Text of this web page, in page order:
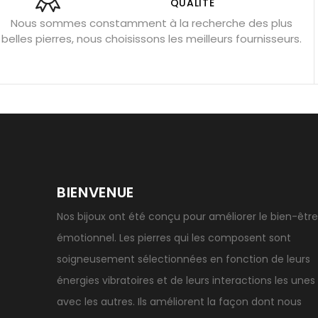
Pierres pour les examens
Pierres anti-déprime
Géode
QUALITÉ
Nous sommes constamment à la recherche des plus
belles pierres, nous choisissons les meilleurs fournisseurs.
BIENVENUE
Nos bijoux ont été conçu pour améliorer le bien-être
émotionnel. Les pierres qui les composent sont
soigneusement sélectionnées en fonction de leurs
énergies vibratoires et de leurs interactions les unes
avec les autres. Ils améliorent la façon dont nous